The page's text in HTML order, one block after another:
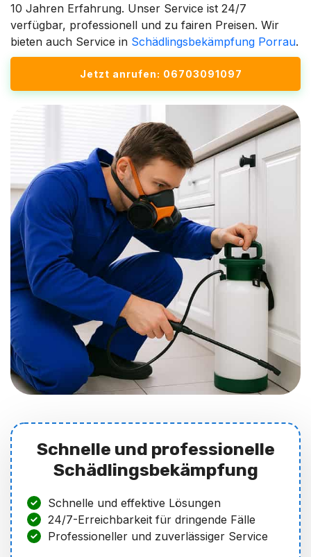
10 Jahren Erfahrung. Unser Service ist 24/7
verfügbar, professionell und zu fairen Preisen. Wir
bieten auch Service in Schädlingsbekämpfung Porrau.
Jetzt anrufen: 06703091097
Schnelle und professionelle
Schädlingsbekämpfung
Schnelle und effektive Lösungen
24/7-Erreichbarkeit für dringende Fälle
Professioneller und zuverlässiger Service